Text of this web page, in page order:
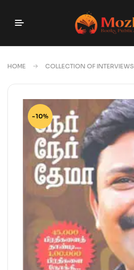
HOME COLLECTION OF INTERVIEWS
-10%